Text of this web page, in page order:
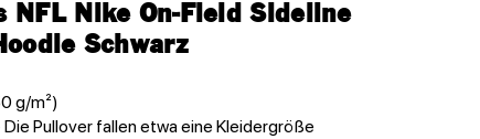
NFL Nike On-Field Sideline
Schwarz
g/m²)
Pullover fallen etwa eine Kleidergröße